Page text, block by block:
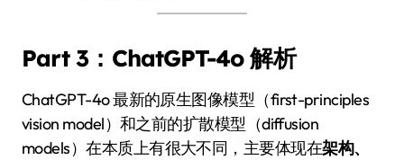
Part 3：ChatGPT-4o 解析
ChatGPT-4o 最新的原生图像模型（first-principles
vision model）和之前的扩散模型（diffusion
models）在本质上有很大不同，主要体现在架构、